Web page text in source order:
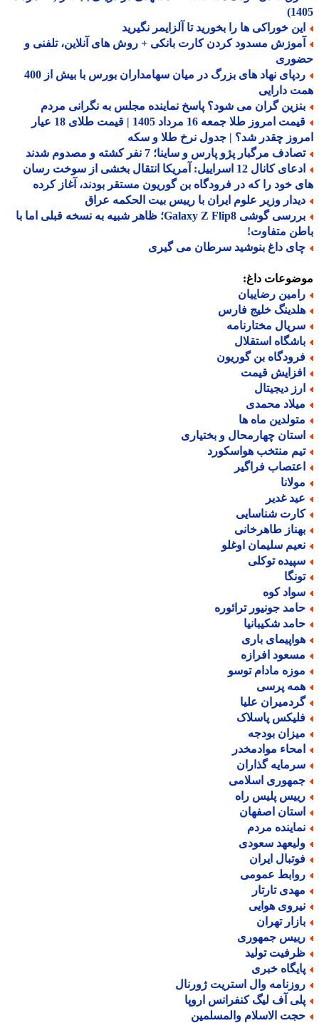
خوراکی ها را بخورید تا آلزایمر نگیرید
مسدود کردن کارت بانکی + روش های آنلاین، تلفنی و
ردپای نهاد های بزرگ در میان سهامداران بورس با بیش از 400
دارایی
گران می شود؟ پاسخ نماینده مجلس به نگرانی مردم
قیمت امروز طلا جمعه 16 مرداد 1405 | قیمت طلای 18 عیار
چقدر شد؟ | جدول نرخ طلا و سکه
مرگبار پژو پارس و ساینا؛ 7 نفر کشته و مصدوم شدند
ادعای کانال 12 اسراییل: آمریکا انتقال بخشی از سوخت رسان
خود را که در فرودگاه بن گوریون مستقر بودند، آغاز کرده
وزیر علوم ایران با رییس بیت الحکمه عراق
بررسی گوشی Galaxy Z Flip8؛ ظاهر شبیه به نسخه قبلی اما با
متفاوت!
داغ بنوشید سرطان می گیری
داغ:
رضاییان
خلیج فارس
مختارنامه
استقلال
بن گوریون
قیمت
دیجیتال
محمدی
ماه ها
چهارمحال و بختیاری
منتخب هواسکورد
فراگیر
غدیر
شناسایی
طاهرخانی
سلیمان اوغلو
توکلی
کوه
جونیور ترائوره
شکیبانیا
باری
افرازه
مادام توسو
پرسی
علیا
پاسلاک
بودجه
موادمخدر
گذاران
اسلامی
پلیس راه
اصفهان
مردم
سعودی
ایران
عمومی
تارتار
هوایی
تهران
جمهوری
تولید
خبری
وال استریت ژورنال
آف لیگ کنفرانس اروپا
الاسلام والمسلمین